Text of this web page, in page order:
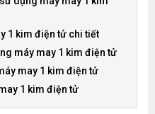
1 kim điện tử chi tiết
máy may 1 kim điện tử
may 1 kim điện tử
1 kim điện tử